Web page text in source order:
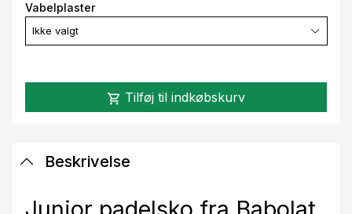
Vabelplaster
Ikke valgt
shopping_cart Tilføj til indkøbskurv
Beskrivelse